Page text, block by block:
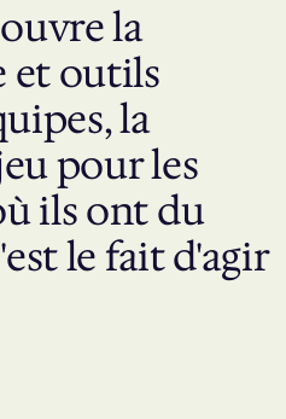
la
et outils
la
pour les
ils ont du
le fait d'agir